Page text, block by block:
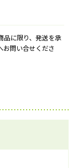
品に限り、発送を承
お問い合せくださ